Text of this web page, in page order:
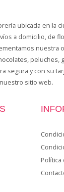
ubicada en la
a domicilio, de
nuestra
peluches,
segura y con su
sitio web.
Política